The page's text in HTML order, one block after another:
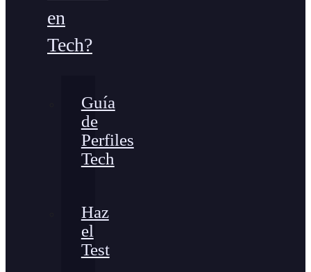
en
Tech?
Guía
de
Perfiles
Tech
Haz
el
Test